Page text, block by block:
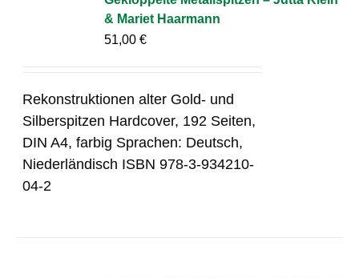
& Mariet Haarmann
51,00€
Rekonstruktionen alter Gold- und
Silberspitzen Hardcover, 192 Seiten,
DIN A4, farbig Sprachen: Deutsch,
Niederländisch ISBN 978-3-934210-
04-2